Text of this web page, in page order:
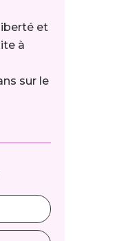
et
à
sur le